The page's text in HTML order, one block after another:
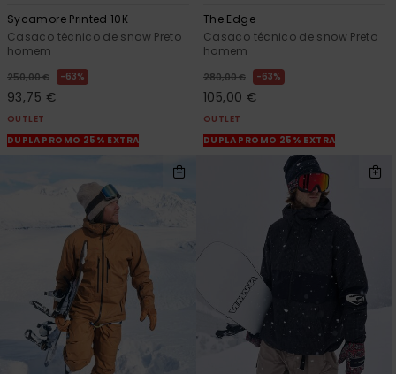
Sycamore Printed 10K
Casaco técnico de snow Preto
homem
250,00 € 63%
93,75 €
OUTLET
DUPLA PROMO 25% EXTRA
The Edge
Casaco técnico de snow Preto
homem
280,00 € 63%
105,00 €
OUTLET
DUPLA PROMO 25% EXTRA